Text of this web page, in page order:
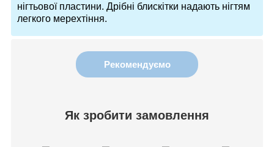
нігтьової пластини. Дрібні блискітки надають нігтям
легкого мерехтіння.
Рекомендуємо
Як зробити замовлення